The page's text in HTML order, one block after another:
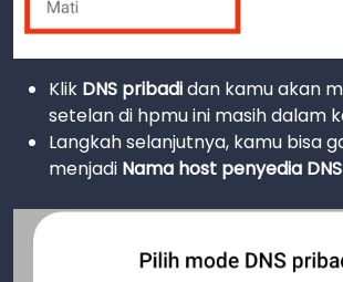
Klik DNS pribadidan kamu akan
setelan di hpmu ini masih dalam
Langkah selanjutnya, kamu bisa
menjadi Nama host penyedia